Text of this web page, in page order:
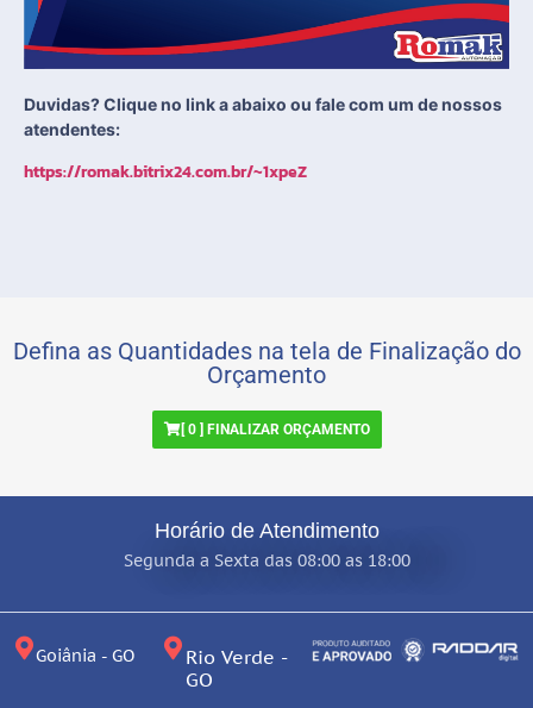
Duvidas? Clique no link a abaixo ou fale com um de nossos
atendentes:
https://romak.bitrix24.com.br/~1xpeZ
Defina as Quantidades na tela de Finalização do
Orçamento
[ 0] FINALIZAR ORÇAMENTO
Horário de Atendimento
Segunda a Sexta das 08:00 as 18:00
Goiânia - GO
Rio Verde -
GO